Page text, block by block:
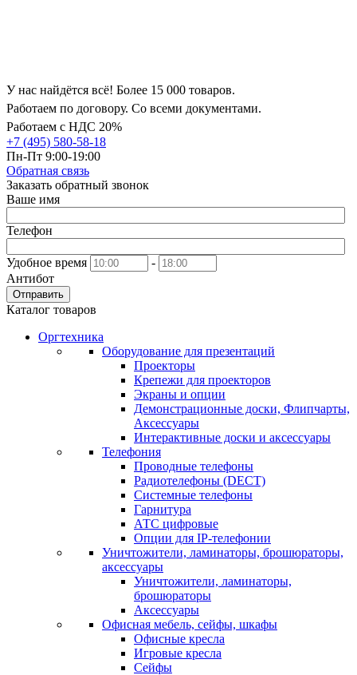
У нас найдётся всё! Более 15 000 товаров.
Работаем по договору. Со всеми документами.
Работаем с НДС 20%
+7 (495) 580-58-18
Пн-Пт 9:00-19:00
Обратная связь
Заказать обратный звонок
Ваше имя
Телефон
Удобное время
-
Антибот
Отправить
Каталог товаров
Оргтехника
Оборудование для презентаций
Проекторы
Крепежи для проекторов
Экраны и опции
Демонстрационные доски, Флипчарты,
Аксессуары
Интерактивные доски и аксессуары
Телефония
Проводные телефоны
Радиотелефоны (DECT)
Системные телефоны
Гарнитура
АТС цифровые
Опции для IP-телефонии
Уничтожители, ламинаторы, брошюраторы,
аксессуары
Уничтожители, ламинаторы,
брошюраторы
Аксессуары
Офисная мебель, сейфы, шкафы
Офисные кресла
Игровые кресла
Сейфы